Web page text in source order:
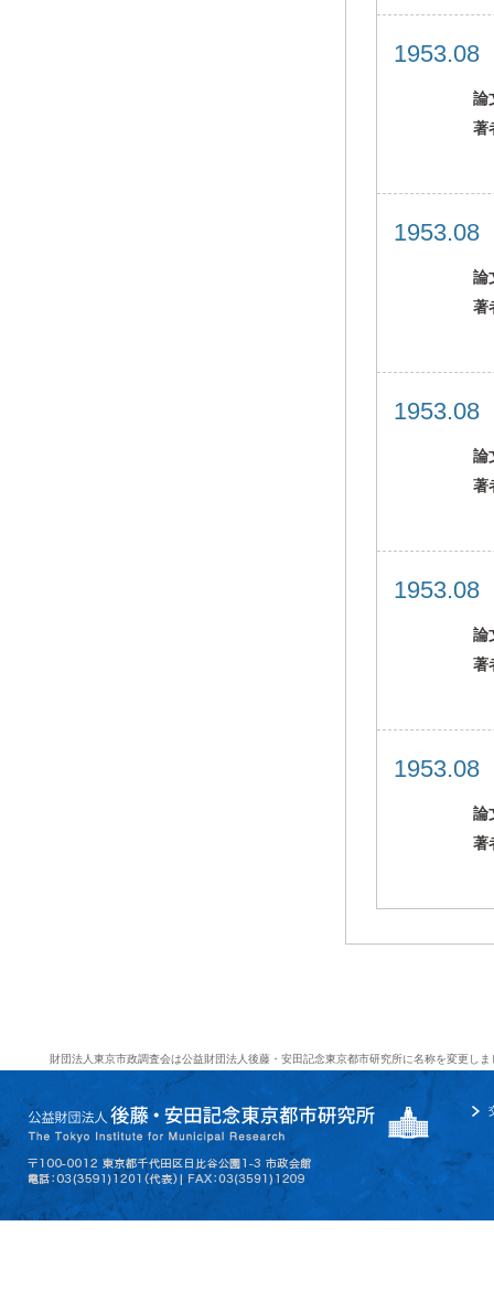
論
著
論
著
論
著
論
著
論
著
財団法人東京市政調査会は公益財団法人後藤・安田記念東京都市研究所に名称を変更しま